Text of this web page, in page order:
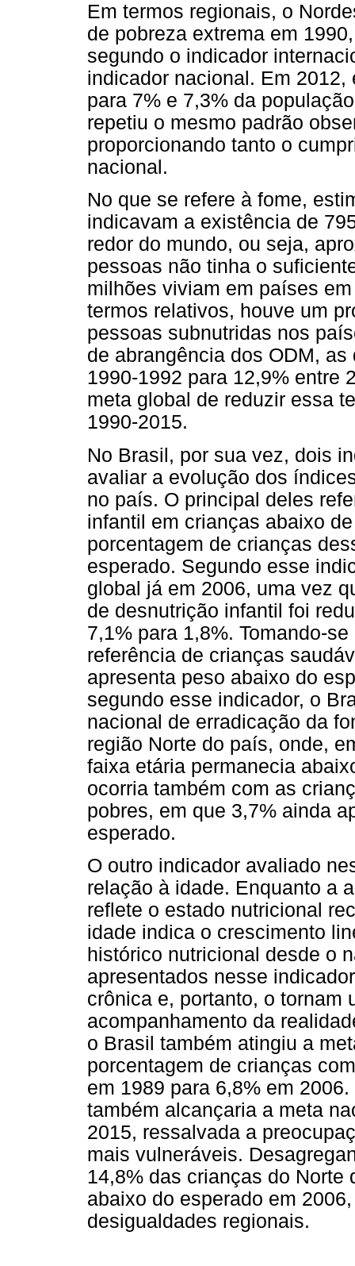
Em termos regionais, o
de pobreza extrema em
segundo o indicador
indicador nacional. Em
para 7% e 7,3% da
repetiu o mesmo padrão
proporcionando tanto o
nacional.
No que se refere à fome,
indicavam a existência de
redor do mundo, ou seja,
pessoas não tinha o
milhões viviam em países
termos relativos, houve um
pessoas subnutridas nos
de abrangência dos ODM,
1990-1992 para 12,9% entre
meta global de reduzir essa
1990-2015.
No Brasil, por sua vez, dois
avaliar a evolução dos
no país. O principal deles
infantil em crianças abaixo
porcentagem de crianças
esperado. Segundo esse
global já em 2006, uma vez
de desnutrição infantil foi
7,1% para 1,8%. Tomando-
referência de crianças
apresenta peso abaixo do
segundo esse indicador, o
nacional de erradicação da
região Norte do país, onde,
faixa etária permanecia
ocorria também com as
pobres, em que 3,7% ainda
esperado.
O outro indicador avaliado
relação à idade. Enquanto a
reflete o estado nutricional
idade indica o crescimento
histórico nutricional desde o
apresentados nesse
crônica e, portanto, o tornam
acompanhamento da
o Brasil também atingiu a
porcentagem de crianças
em 1989 para 6,8% em
também alcançaria a meta
2015, ressalvada a
mais vulneráveis.
14,8% das crianças do
abaixo do esperado em
desigualdades regionais.